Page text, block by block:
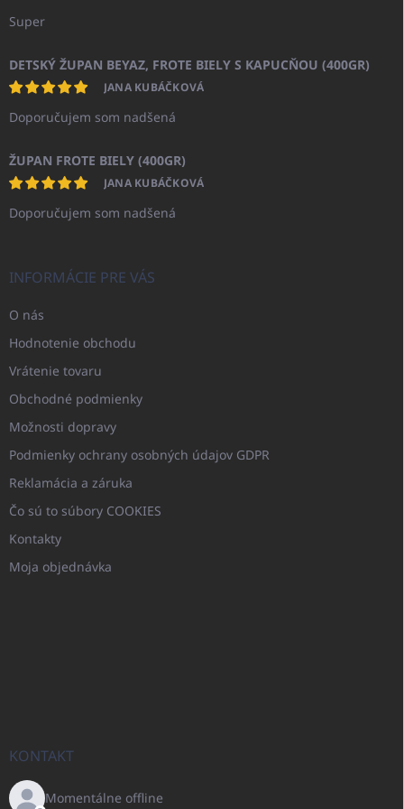
Super
DETSKÝ ŽUPAN BEYAZ, FROTE BIELY S KAPUCŇOU (400GR)
JANA KUBÁČKOVÁ
Doporučujem som nadšená
ŽUPAN FROTE BIELY (400GR)
JANA KUBÁČKOVÁ
Doporučujem som nadšená
INFORMÁCIE PRE VÁS
O nás
Hodnotenie obchodu
Vrátenie tovaru
Obchodné podmienky
Možnosti dopravy
Podmienky ochrany osobných údajov GDPR
Reklamácia a záruka
Čo sú to súbory COOKIES
Kontakty
Moja objednávka
KONTAKT
Momentálne offline